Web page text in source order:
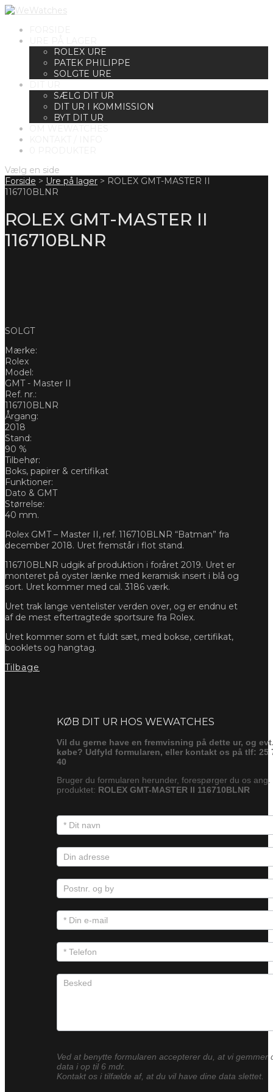
ROLEX URE
PATEK PHILIPPE
SOLGTE URE
SÆLG DIT UR
DIT UR I KOMMISSION
BYT DIT UR
Vælg en side
Forside > Ure på lager > ROLEX GMT-MASTER II
116710BLNR
ROLEX GMT-MASTER II
116710BLNR
SOLGT
Mærke:
Rolex
Model:
GMT - Master II
Ref. nr.:
116710BLNR
Årgang:
2018
Stand:
90 %
Tilbehør:
Boks, papirer & certifikat
Funktioner:
Dato & GMT
Størrelse:
40 mm.
Rolex GMT – Master II, ref. 116710BLNR “Batman” fra
december 2018. Uret fremstår i flot stand.
116710BLNR udgik af produktion i foråret 2019. Uret er
monteret på oyster lænke med keramisk insert i blå og
sort. Uret kommer med cal. 3186 værk.
Uret trak lange ventelister verden over, og er endnu et
af de mest eftertragtede sportsure fra Rolex.
Uret kommer som et fuldt sæt, med bokse, certifikat,
booklets og hangtag.
Tilbage
KØB DIT UR HOS WEWATCHES
Vil du gerne have en fremvisning på dette ur, og
købe? Udfyld formularen, eller kontakt os på tlf: 25
40
Bruger du formularen herunder, forespørger du os ang.
produktet: ROLEX GMT-MASTER II 116710BLNR
Ved at benytte formularen accepterer du, at vi gemmer
data i op til 6 mdr.
Kontakt os i tilfælde af, at du vil have dine data slettet.